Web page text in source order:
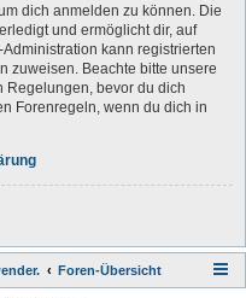
dich anmelden zu können. Die
und ermöglicht dir, auf
kann registrierten
zuweisen. Beachte bitte unsere
Regelungen, bevor du dich
Forenregeln, wenn du dich in
Foren-Übersicht